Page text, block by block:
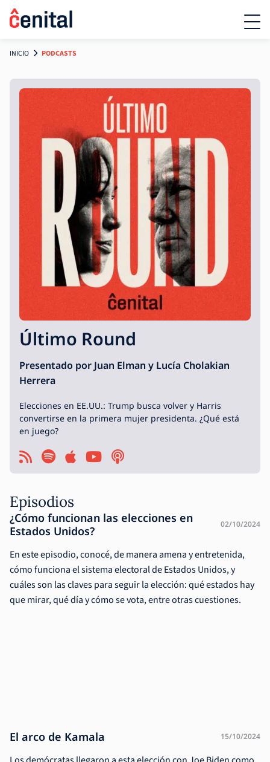
INICIO PODCASTS
Último Round
Presentado por Juan Elman y Lucía Cholakian
Herrera
Elecciones en EE.UU.: Trump busca volver y Harris
convertirse en la primera mujer presidenta. ¿Qué está
en juego?
Episodios
¿Cómo funcionan las elecciones en
Estados Unidos?
02/10/2024
En este episodio, conocé, de manera amena y entretenida,
cómo funciona el sistema electoral de Estados Unidos, y
cuáles son las claves para seguir la elección: qué estados hay
que mirar, qué día y cómo se vota, entre otras cuestiones.
El arco de Kamala 15/10/2024